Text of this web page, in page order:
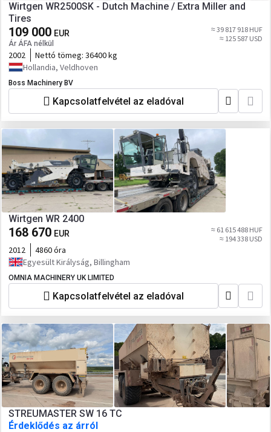
Wirtgen WR2500SK - Dutch Machine / Extra Miller and
Tires
109 000 EUR
Ár ÁFA nélkül
≈ 39 817 918 HUF
≈ 125 587 USD
2002 Nettó tömeg: 36400 kg
Hollandia, Veldhoven
Boss Machinery BV
Kapcsolatfelvétel az eladóval
Wirtgen WR 2400
168 670 EUR
≈ 61 615 488 HUF
≈ 194 338 USD
2012
4860 óra
Egyesült Királyság, Billingham
OMNIA MACHINERY UK LIMITED
Kapcsolatfelvétel az eladóval
STREUMASTER SW 16 TC
Érdeklődés az árról